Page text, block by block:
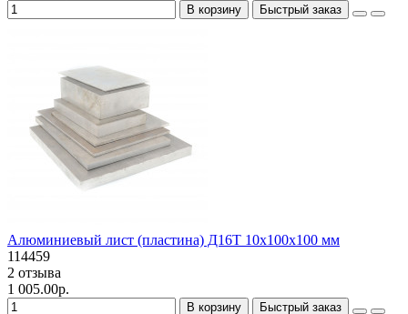
В корзину Быстрый заказ
Алюминиевый лист (пластина) Д16Т 10х100х100 мм
114459
2 отзыва
1 005.00р.
В корзину Быстрый заказ